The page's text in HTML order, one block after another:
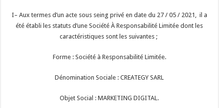
I– Aux termes d’un acte sous seing privé en date du 27 / 05 / 2021, il a
été établi les statuts d’une Société À Responsabilité Limitée dont les
caractéristiques sont les suivantes ;
Forme : Société à Responsabilité Limitée.
Dénomination Sociale : CREATEGY SARL
Objet Social : MARKETING DIGITAL.